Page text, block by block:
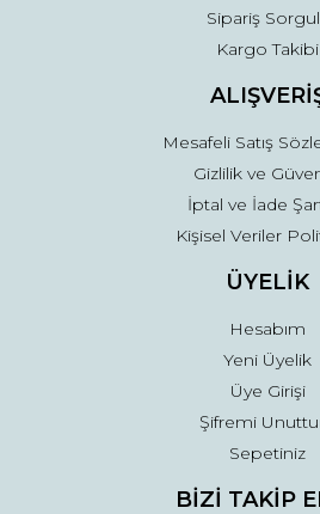
Gönder
Sipariş
Kargo Takibi
Mesafeli Satış
Gizlilik ve
İptal ve İade
Kişisel Veriler
ÜYELİK
Hesabım
Yeni Üyelik
Üye Girişi
Şifremi
Sepetiniz
BİZİ TAKİP